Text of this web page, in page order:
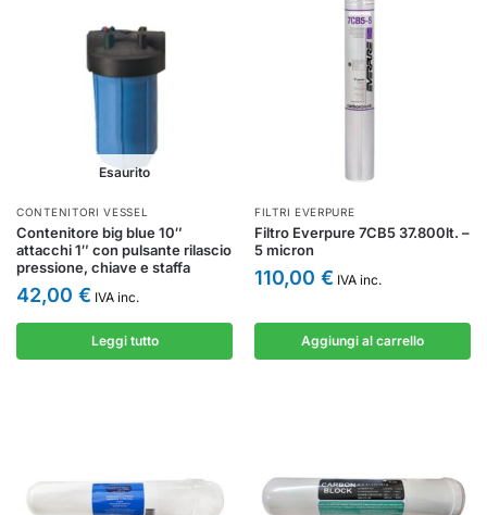
Esaurito
CONTENITORI VESSEL
Contenitore big blue 10″
attacchi 1″ con pulsante rilascio
pressione, chiave e staffa
42,00 € IVA inc.
Leggi tutto
FILTRI EVERPURE
Filtro Everpure 7CB5 37.800lt. –
5 micron
110,00 € IVA inc.
Aggiungi al carrello